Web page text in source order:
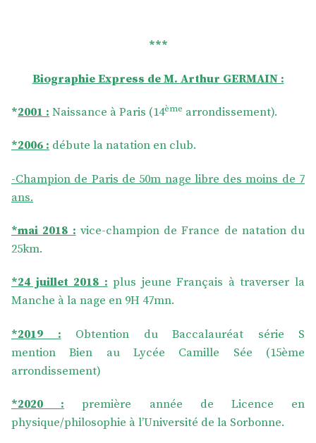
***
Biographie Express de M. Arthur GERMAIN :
*2001 : Naissance à Paris (14ème arrondissement).
*2006 : débute la natation en club.
-Champion de Paris de 50m nage libre des moins de 7
ans.
*mai 2018 : vice-champion de France de natation du
25km.
*24 juillet 2018 :plus jeune Français à traverser la
Manche à la nage en 9H 47mn.
*2019 : Obtention du Baccalauréat série S
mention Bien au Lycée Camille Sée (15ème
arrondissement)
*2020 : première année de Licence en
physique/philosophie à l’Université de la Sorbonne.